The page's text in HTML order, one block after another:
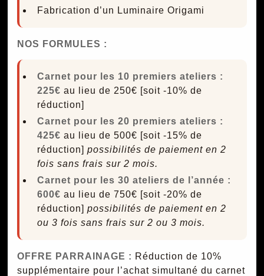
Fabrication d’un Luminaire Origami
NOS FORMULES :
Carnet pour les 10 premiers ateliers :
225€ au lieu de 250€ [soit -10% de
réduction]
Carnet pour les 20 premiers ateliers :
425€ au lieu de 500€ [soit -15% de
réduction]possibilités de paiement en 2
fois sans frais sur 2 mois.
Carnet pour les 30 ateliers de l’année :
600€ au lieu de 750€ [soit -20% de
réduction]possibilités de paiement en 2
ou 3 fois sans frais sur 2 ou 3 mois.
OFFRE PARRAINAGE : Réduction de 10%
supplémentaire pour l’achat simultané du carnet